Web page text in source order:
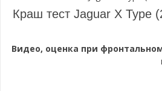
Краш тест Jaguar X Type
Видео, оценка при